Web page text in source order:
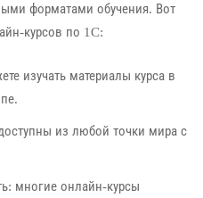
форматами обучения. Вот
курсов по 1C:
изучать материалы курса в
из любой точки мира с
многие онлайн-курсы